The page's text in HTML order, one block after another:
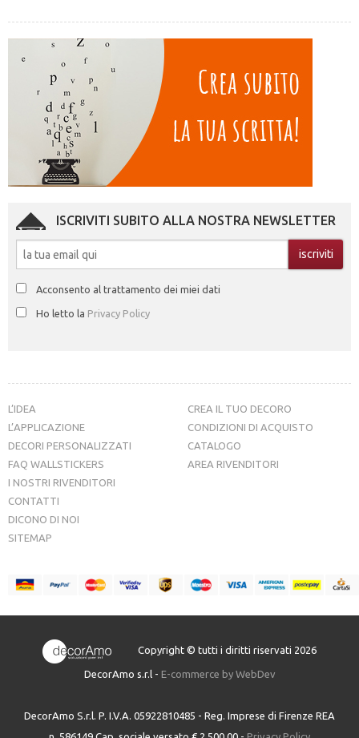
ISCRIVITI SUBITO ALLA NOSTRA NEWSLETTER
Acconsento al trattamento dei miei dati
Ho letto la Privacy Policy
L’IDEA
L’APPLICAZIONE
DECORI PERSONALIZZATI
FAQ WALLSTICKERS
CREA IL TUO DECORO
CONDIZIONI DI ACQUISTO
CATALOGO
AREA RIVENDITORI
I NOSTRI RIVENDITORI
CONTATTI
DICONO DI NOI
SITEMAP
Copyright © tutti i diritti riservati 2026
DecorAmo s.r.l - E-commerce by WebDev
DecorAmo S.r.l. P. I.V.A. 05922810485 - Reg. Imprese di Firenze REA